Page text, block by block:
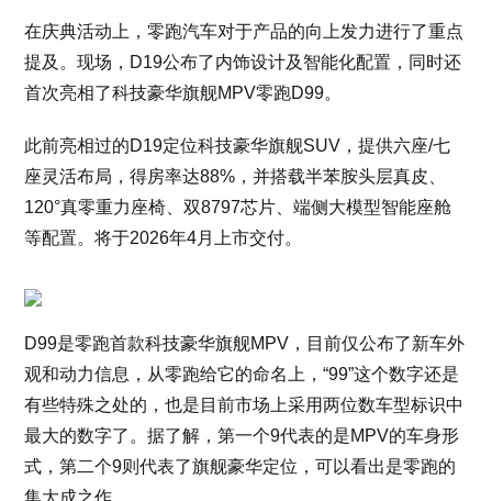
在庆典活动上，零跑汽车对于产品的向上发力进行了重点
提及。现场，D19公布了内饰设计及智能化配置，同时还
首次亮相了科技豪华旗舰MPV零跑D99。
此前亮相过的D19定位科技豪华旗舰SUV，提供六座/七
座灵活布局，得房率达88%，并搭载半苯胺头层真皮、
120°真零重力座椅、双8797芯片、端侧大模型智能座舱
等配置。将于2026年4月上市交付。
D99是零跑首款科技豪华旗舰MPV，目前仅公布了新车外
观和动力信息，从零跑给它的命名上，“99”这个数字还是
有些特殊之处的，也是目前市场上采用两位数车型标识中
最大的数字了。据了解，第一个9代表的是MPV的车身形
式，第二个9则代表了旗舰豪华定位，可以看出是零跑的
集大成之作。